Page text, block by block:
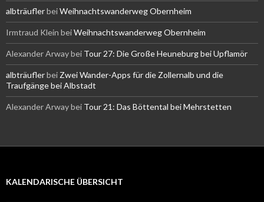
albträuflerbeiWeihnachtswanderweg Obernheim
Irmtraud Klein beiWeihnachtswanderweg Obernheim
Alexander Arwaybei Tour 27: Die Große Heuneburg bei Upflamör
albträuflerbei Zwei Wander-Apps für die Zollernalb und die
Traufgänge bei Albstadt
Alexander Arwaybei Tour 21: Das Böttental bei Mehrstetten
KALENDARISCHE ÜBERSICHT